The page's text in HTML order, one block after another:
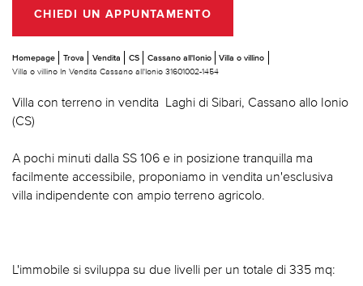
CHIEDI UN APPUNTAMENTO
Homepage Trova Vendita CS Cassano all'Ionio
Villa o villino
Villa o villino In Vendita Cassano all'Ionio 31601002-1454
Villa con terreno in vendita  Laghi di Sibari, Cassano allo Ionio
(CS)
A pochi minuti dalla SS 106 e in posizione tranquilla ma
facilmente accessibile, proponiamo in vendita un'esclusiva
villa indipendente con ampio terreno agricolo.
L'immobile si sviluppa su due livelli per un totale di 335 mq: